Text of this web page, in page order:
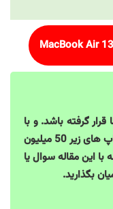
MacBook Air
گرفته باشد. و با
استفاده از آن توانسته باشید بهترین لپ تاپ های زیر 50 میلیون
با این مقاله سوال یا
بگذارید.